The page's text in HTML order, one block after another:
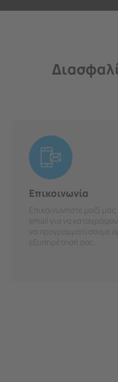
Επικοινωνία
Επικοινωνήστε μαζί
email για να
να προγραμματίσουμε
εξυπηρέτησή σας.